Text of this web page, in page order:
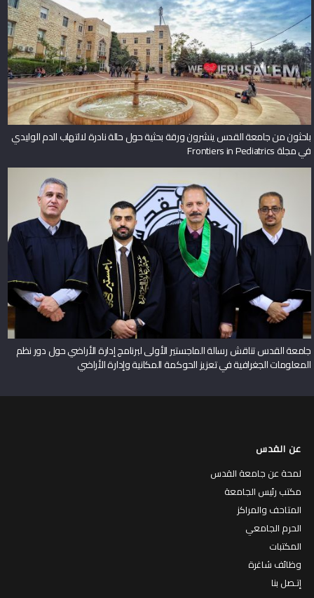
باحثون من جامعة القدس ينشرون ورقة بحثية حول حالة نادرة لالتهاب الدم الوليدي
في مجلة Frontiers in Pediatrics
جامعة القدس تناقش رسالة الماجستير الأولى لبرنامج إدارة الأراضي حول دور نظم
المعلومات الجغرافية في تعزيز الحوكمة المكانية وإدارة الأراضي
عن القدس
لمحة عن جامعة القدس
مكتب رئيس الجامعة
المتاحف والمراكز
الحرم الجامعي
المكتبات
وظائف شاغرة
إتـصل بنا